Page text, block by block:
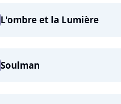
L'ombre et la Lumière
Soulman